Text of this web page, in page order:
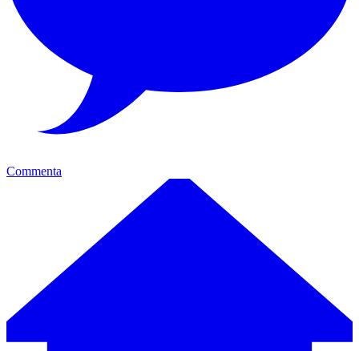
Commenta